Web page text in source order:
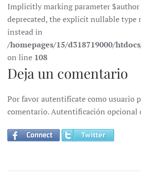
Implicitly marking parameter
deprecated, the explicit nullable type
instead in
/homepages/15/d318719000/
on line 108
Deja un comentario
Por favor autentifícate como usuario
comentario. Autentificación opcional